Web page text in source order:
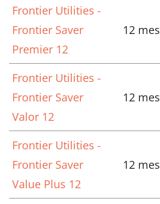
Frontier Utilities -
Frontier Saver
Premier 12
12
Frontier Utilities -
Frontier Saver
Valor 12
12
Frontier Utilities -
Frontier Saver
Value Plus 12
12